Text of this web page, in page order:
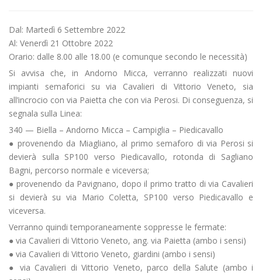
Dal: Martedì 6 Settembre 2022
Al: Venerdì 21 Ottobre 2022
Orario: dalle 8.00 alle 18.00 (e comunque secondo le necessità)
Si avvisa che, in Andorno Micca, verranno realizzati nuovi
impianti semaforici su via Cavalieri di Vittorio Veneto, sia
all’incrocio con via Paietta che con via Perosi. Di conseguenza, si
segnala sulla Linea:
340 — Biella – Andorno Micca – Campiglia – Piedicavallo
● provenendo da Miagliano, al primo semaforo di via Perosi si
devierà sulla SP100 verso Piedicavallo, rotonda di Sagliano
Bagni, percorso normale e viceversa;
● provenendo da Pavignano, dopo il primo tratto di via Cavalieri
si devierà su via Mario Coletta, SP100 verso Piedicavallo e
viceversa.
Verranno quindi temporaneamente soppresse le fermate:
● via Cavalieri di Vittorio Veneto, ang. via Paietta (ambo i sensi)
● via Cavalieri di Vittorio Veneto, giardini (ambo i sensi)
● via Cavalieri di Vittorio Veneto, parco della Salute (ambo i